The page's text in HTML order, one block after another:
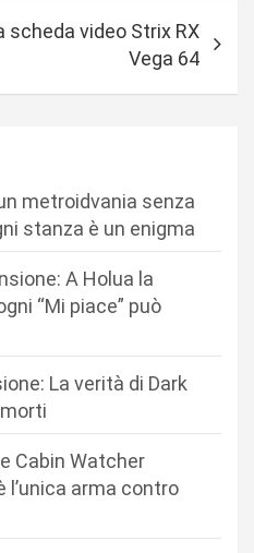
scheda video Strix RX
Vega 64
metroidvania senza
stanza è un enigma
A Holua la
“Mi piace” può
La verità di Dark
Cabin Watcher
l’unica arma contro